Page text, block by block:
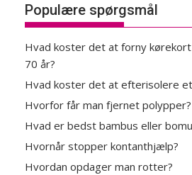
Populære spørgsmål
Hvad koster det at forny
70 år?
Hvad koster det at efterisolere
Hvorfor får man fjernet polypper?
Hvad er bedst bambus eller
Hvornår stopper kontanthjælp?
Hvordan opdager man rotter?